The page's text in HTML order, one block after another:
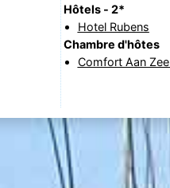
Hôtels - 2*
Hotel Rubens
Chambre d'hôtes
Comfort Aan